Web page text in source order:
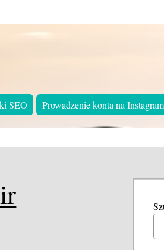
SEO Prowadzenie konta na